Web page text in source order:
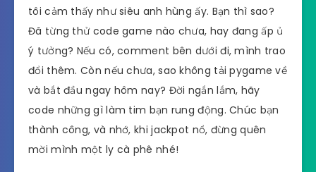
tôi cảm thấy như siêu anh hùng ấy. Bạn thì sao?
Đã từng thử code game nào chưa, hay đang ấp ủ
ý tưởng? Nếu có, comment bên dưới đi, mình trao
đổi thêm. Còn nếu chưa, sao không tải pygame về
và bắt đầu ngay hôm nay? Đời ngắn lắm, hãy
code những gì làm tim bạn rung động. Chúc bạn
thành công, và nhớ, khi jackpot nổ, đừng quên
mời mình một ly cà phê nhé!